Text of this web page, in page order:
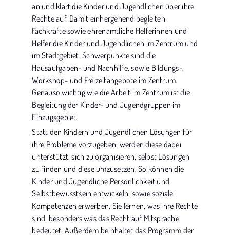
an und klärt die Kinder und Jugendlichen über ihre
Rechte auf. Damit einhergehend begleiten
Fachkräfte sowie ehrenamtliche Helferinnen und
Helfer die Kinder und Jugendlichen im Zentrum und
im Stadtgebiet. Schwerpunkte sind die
Hausaufgaben- und Nachhilfe, sowie Bildungs-,
Workshop- und Freizeitangebote im Zentrum.
Genauso wichtig wie die Arbeit im Zentrum ist die
Begleitung der Kinder- und Jugendgruppen im
Einzugsgebiet.
Statt den Kindern und Jugendlichen Lösungen für
ihre Probleme vorzugeben, werden diese dabei
unterstützt, sich zu organisieren, selbst Lösungen
zu finden und diese umzusetzen. So können die
Kinder und Jugendliche Persönlichkeit und
Selbstbewusstsein entwickeln, sowie soziale
Kompetenzen erwerben. Sie lernen, was ihre Rechte
sind, besonders was das Recht auf Mitsprache
bedeutet. Außerdem beinhaltet das Programm der